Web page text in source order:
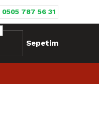
0505 787 56 31
Sepetim